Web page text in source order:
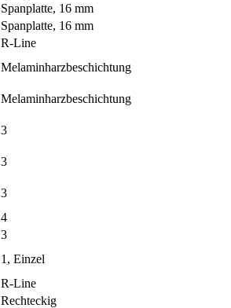
Spanplatte, 16 mm
Spanplatte, 16 mm
R-Line
Melaminharzbeschichtung
Melaminharzbeschichtung
3
3
3
4
3
1, Einzel
R-Line
Rechteckig